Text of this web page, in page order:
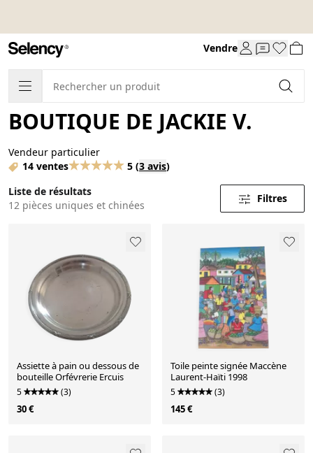
Vendre
BOUTIQUE DE JACKIE V.
Vendeur particulier
14 ventes
5 (3 avis)
Liste de résultats
12 pièces uniques et chinées
Filtres
Assiette à pain ou dessous de
bouteille Orfévrerie Ercuis
5 (3)
30 €
Toile peinte signée Maccène
Laurent-Haïti 1998
5 (3)
145 €